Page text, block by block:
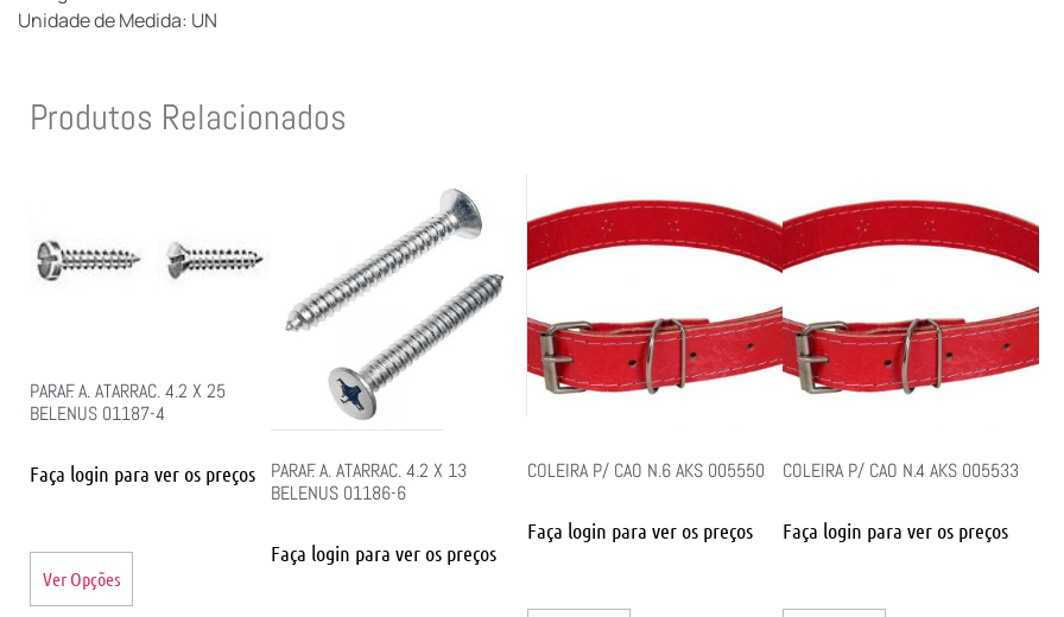
Unidade de Medida: UN
Produtos Relacionados
PARAF. A. ATARRAC. 4.2 X 25
BELENUS 01187-4
Faça login para ver os preços
Ver Opções
PARAF. A. ATARRAC. 4.2 X 13
BELENUS 01186-6
Faça login para ver os preços
COLEIRA P/ CAO N.6 AKS 005550
Faça login para ver os preços
COLEIRA P/ CAO N.4 AKS 005533
Faça login para ver os preços